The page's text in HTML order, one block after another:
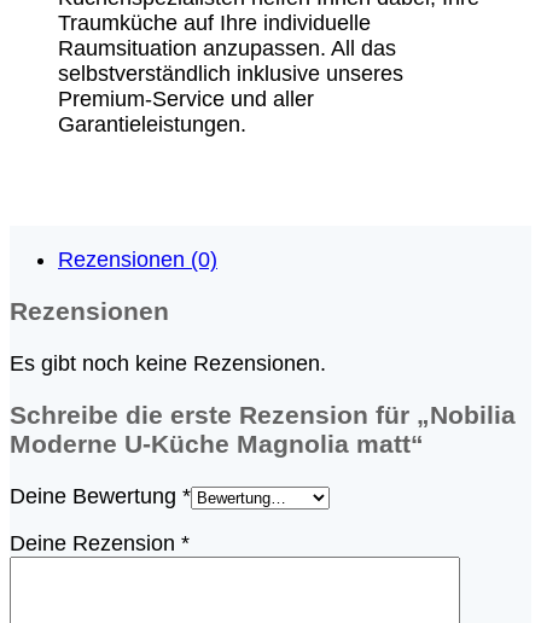
Traumküche auf Ihre individuelle
Raumsituation anzupassen. All das
selbstverständlich inklusive unseres
Premium-Service und aller
Garantieleistungen.
Rezensionen (0)
Rezensionen
Es gibt noch keine Rezensionen.
Schreibe die erste Rezension für „Nobilia
Moderne U-Küche Magnolia matt“
Deine Bewertung *
Deine Rezension *